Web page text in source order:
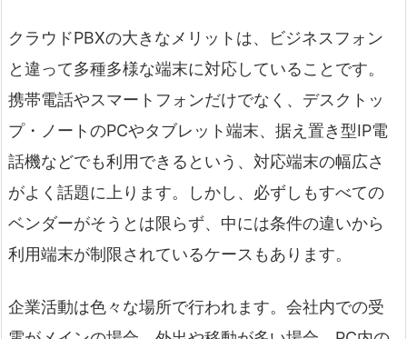
クラウドPBXの大きなメリットは、ビジネスフォン
と違って多種多様な端末に対応していることです。
携帯電話やスマートフォンだけでなく、デスクトッ
プ・ノートのPCやタブレット端末、据え置き型IP電
話機などでも利用できるという、対応端末の幅広さ
がよく話題に上ります。しかし、必ずしもすべての
ベンダーがそうとは限らず、中には条件の違いから
利用端末が制限されているケースもあります。
企業活動は色々な場所で行われます。会社内での受